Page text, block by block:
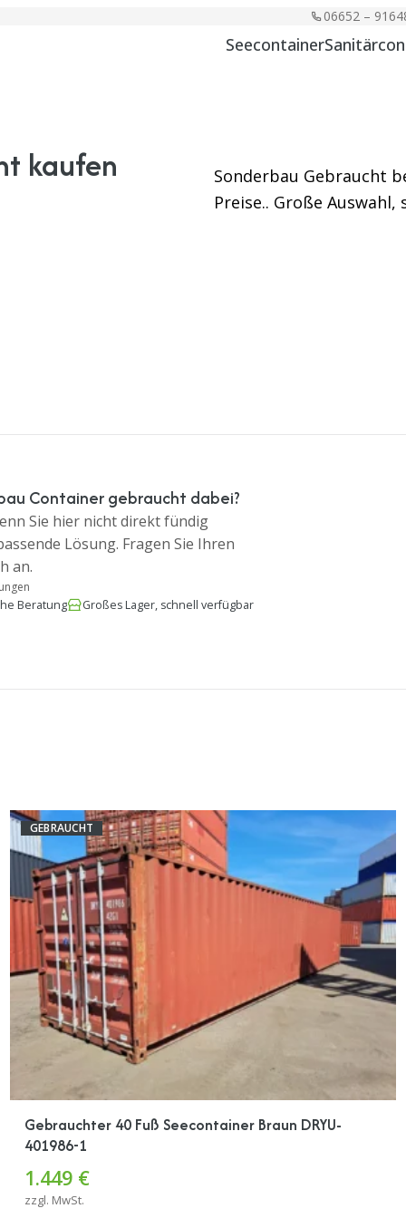
06652 –
Seecontainer
kaufen
Sonderbau Gebraucht
Preise.. Große
Container gebraucht dabei?
Sie hier nicht direkt fündig
Lösung. Fragen Sie Ihren
an.
Beratung
Großes Lager, schnell verfügbar
GEBRAUCHT
Gebrauchter 40 Fuß Seecontainer Braun DRYU-
401986-1
1.449 €
zzgl. MwSt.